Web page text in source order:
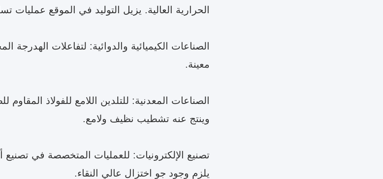
الحرارية العالية. يزيل التوليد في الموقع عمليات
الصناعات الكيميائية والدوائية: لتفاعلات
معينة.
الصناعات المعدنية: للتلدين اللامع للفولاذ
وينتج عنه تشطيب نظيف ولامع.
تصنيع الإلكترونيات: للعمليات المتخصصة في
يلزم وجود جو اختزال عالي النقاء.